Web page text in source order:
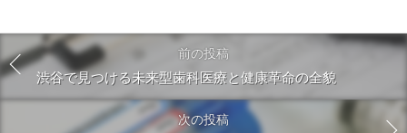
前の投稿
渋谷で見つける未来型歯科医療と健康革命の全貌
次の投稿